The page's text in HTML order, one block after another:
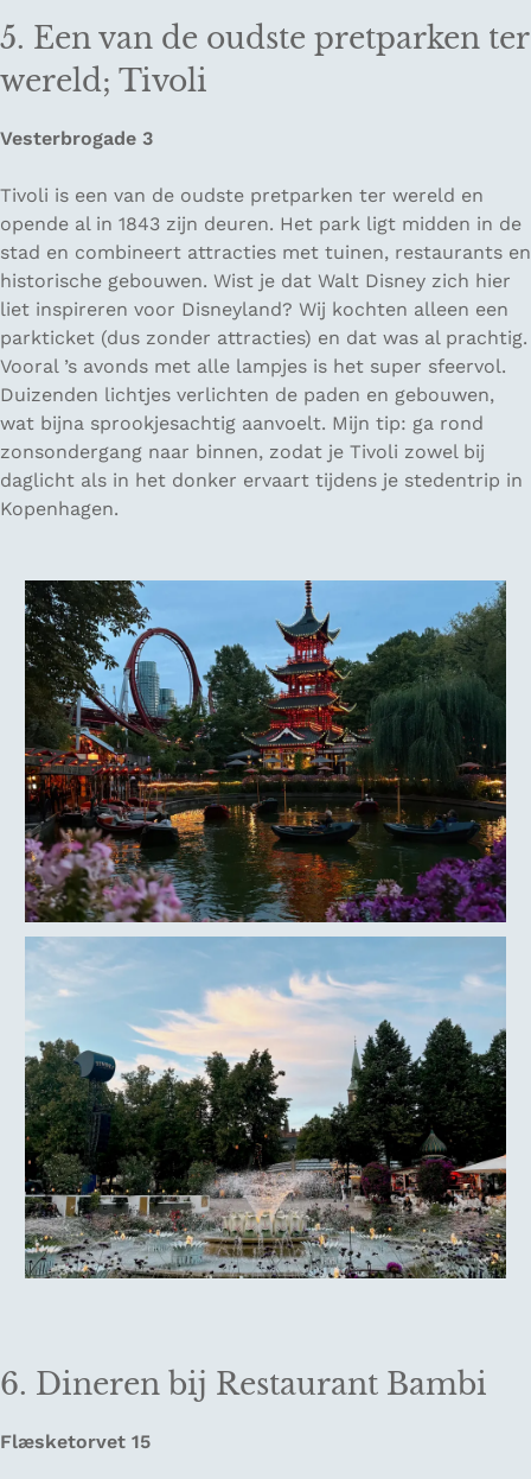
5. Een van de oudste pretparken ter
wereld; Tivoli
Vesterbrogade 3
Tivoli is een van de oudste pretparken ter wereld en
opende al in 1843 zijn deuren. Het park ligt midden in de
stad en combineert attracties met tuinen, restaurants en
historische gebouwen. Wist je dat Walt Disney zich hier
liet inspireren voor Disneyland? Wij kochten alleen een
parkticket (dus zonder attracties) en dat was al prachtig.
Vooral ’s avonds met alle lampjes is het super sfeervol.
Duizenden lichtjes verlichten de paden en gebouwen,
wat bijna sprookjesachtig aanvoelt. Mijn tip: ga rond
zonsondergang naar binnen, zodat je Tivoli zowel bij
daglicht als in het donker ervaart tijdens je stedentrip in
Kopenhagen.
6. Dineren bij Restaurant Bambi
Flæsketorvet 15